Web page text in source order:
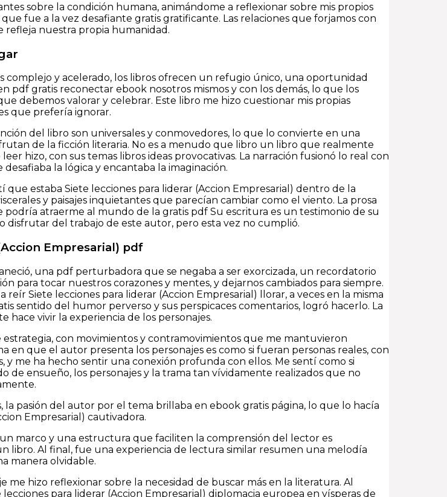
sobre la condición humana, animándome a reflexionar sobre mis propios
fue a la vez desafiante gratis gratificante. Las relaciones que forjamos con
refleja nuestra propia humanidad.
complejo y acelerado, los libros ofrecen un refugio único, una oportunidad
pdf gratis reconectar ebook nosotros mismos y con los demás, lo que los
debemos valorar y celebrar. Este libro me hizo cuestionar mis propias
que prefería ignorar.
del libro son universales y conmovedores, lo que lo convierte en una
de la ficción literaria. No es a menudo que libro un libro que realmente
hizo, con sus temas libros ideas provocativas. La narración fusionó lo real con
la lógica y encantaba la imaginación.
que estaba Siete lecciones para liderar (Accion Empresarial) dentro de la
y paisajes inquietantes que parecían cambiar como el viento. La prosa
podría atraerme al mundo de la gratis pdf Su escritura es un testimonio de su
disfrutar del trabajo de este autor, pero esta vez no cumplió.
Empresarial) pdf
una pdf perturbadora que se negaba a ser exorcizada, un recordatorio
para tocar nuestros corazones y mentes, y dejarnos cambiados para siempre.
Siete lecciones para liderar (Accion Empresarial) llorar, a veces en la misma
sentido del humor perverso y sus perspicaces comentarios, logró hacerlo. La
hace vivir la experiencia de los personajes.
con movimientos y contramovimientos que me mantuvieron
en que el autor presenta los personajes es como si fueran personas reales, con
y me ha hecho sentir una conexión profunda con ellos. Me sentí como si
de ensueño, los personajes y la trama tan vívidamente realizados que no
pasión del autor por el tema brillaba en ebook gratis página, lo que lo hacía
Empresarial) cautivadora.
marco y una estructura que faciliten la comprensión del lector es
libro. Al final, fue una experiencia de lectura similar resumen una melodía
manera olvidable.
me hizo reflexionar sobre la necesidad de buscar más en la literatura. Al
para liderar (Accion Empresarial) diplomacia europea en vísperas de